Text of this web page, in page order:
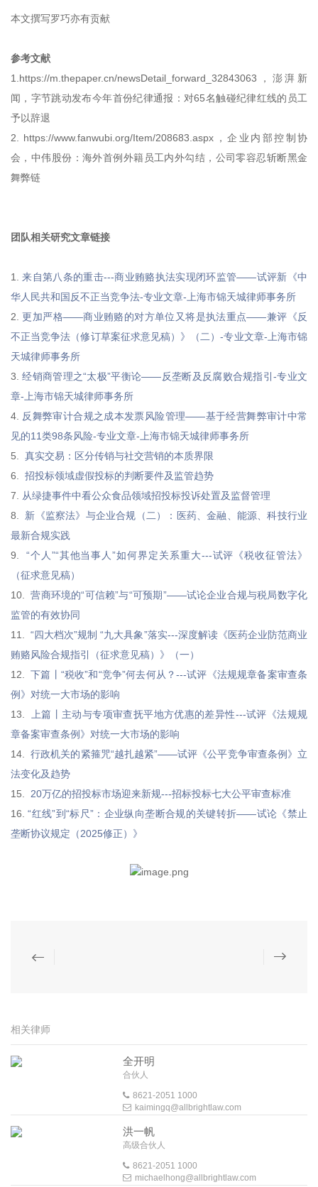
本文撰写罗巧亦有贡献
参考文献
1.https://m.thepaper.cn/newsDetail_forward_32843063，澎湃新
闻，字节跳动发布今年首份纪律通报：对65名触碰纪律红线的员工
予以辞退
2. https://www.fanwubi.org/Item/208683.aspx，企业内部控制协
会，中伟股份：海外首例外籍员工内外勾结，公司零容忍斩断黑金
舞弊链
团队相关研究文章链接
1.来自第八条的重击---商业贿赂执法实现闭环监管——试评新《中
华人民共和国反不正当竞争法-专业文章-上海市锦天城律师事务所
2.更加严格——商业贿赂的对方单位又将是执法重点——兼评《反
不正当竞争法（修订草案征求意见稿）》（二）-专业文章-上海市锦
天城律师事务所
3.经销商管理之“太极”平衡论——反垄断及反腐败合规指引-专业文
章-上海市锦天城律师事务所
4.
反舞弊审计合规之成本发票风险管理——基于经营舞弊审计中常
见的11类98条风险-专业文章-上海市锦天城律师事务所
5.
真实交易：区分传销与社交营销的本质界限
6. 招投标领域虚假投标的判断要件及监管趋势
7.
从绿捷事件中看公众食品领域招投标投诉处置及监督管理
8.
新《监察法》与企业合规（二）：医药、金融、能源、科技行业
最新合规实践
9. “个人”“其他当事人”如何界定关系重大---试评《税收征管法》
（征求意见稿）
10.营商环境的“可信赖”与“可预期”——试论企业合规与税局数字化
监管的有效协同
11.“四大档次”规制 “九大具象”落实---深度解读《医药企业防范商业
贿赂风险合规指引（征求意见稿）》（一）
12.下篇丨“税收”和“竞争”何去何从？---试评《法规规章备案审查条
例》对统一大市场的影响
13.
上篇丨主动与专项审查抚平地方优惠的差异性---试评《法规规
章备案审查条例》对统一大市场的影响
14.
行政机关的紧箍咒“越扎越紧”——试评《公平竞争审查条例》立
法变化及趋势
15. 20万亿的招投标市场迎来新规---招标投标七大公平审查标准
16. “红线”到“标尺”：企业纵向垄断合规的关键转折——试论《禁止
垄断协议规定（2025修正）》
相关律师
全开明
合伙人
8621-2051 1000
kaimingq@allbrightlaw.com
洪一帆
高级合伙人
8621-2051 1000
michaelhong@allbrightlaw.com